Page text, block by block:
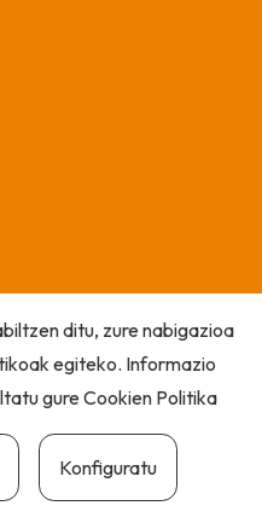
ditu, zure nabigazioa
egiteko. Informazio
gureCookien Politika
Konfiguratu